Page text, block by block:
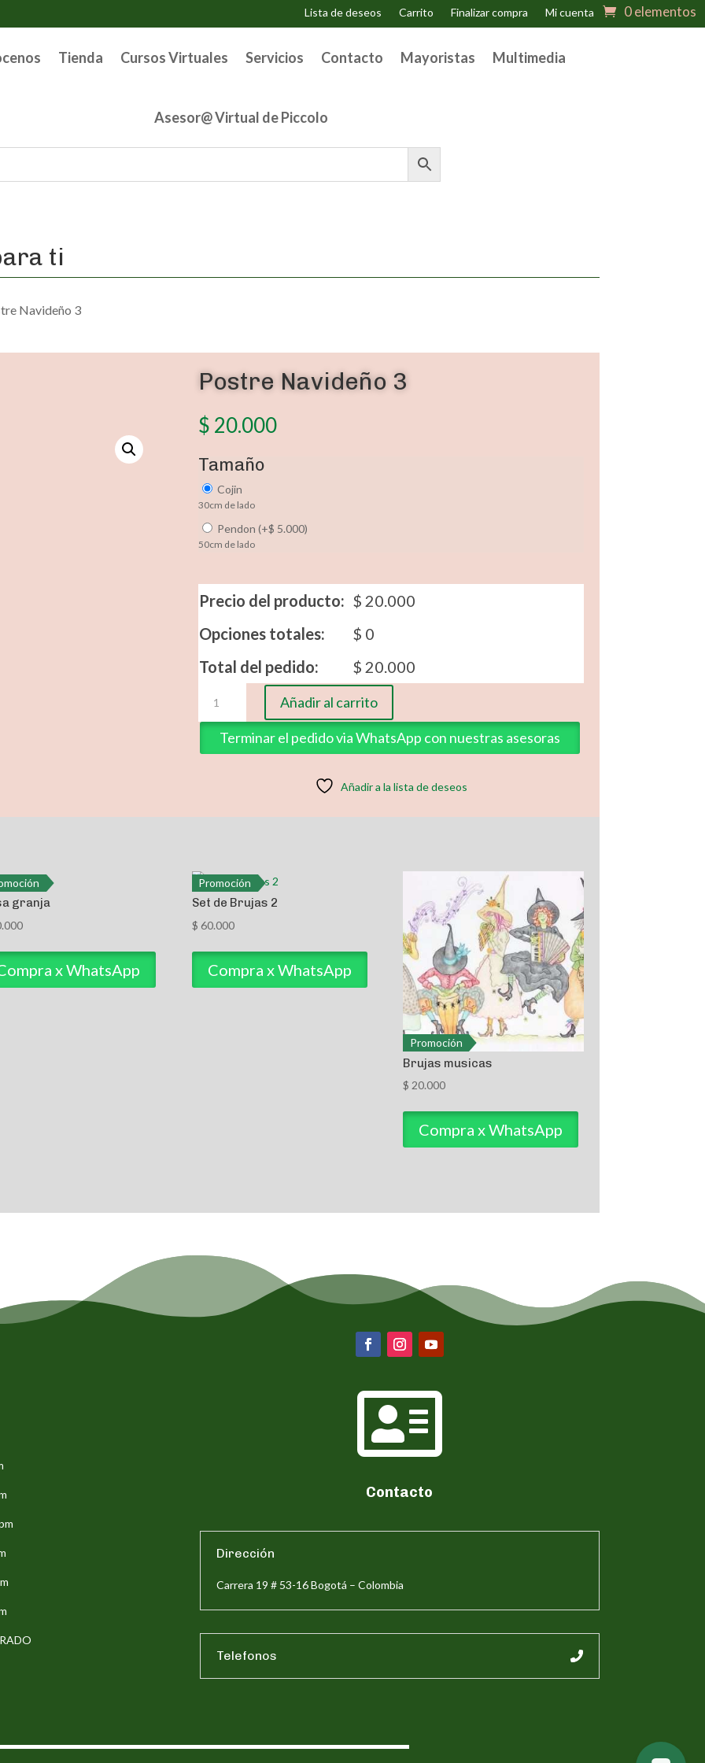
Lista de deseos Carrito Finalizar compra Mi cuenta 0 elementos
Tienda Cursos Virtuales Servicios Contacto Mayoristas Multimedia
Asesor@ Virtual de Piccolo
ti
Navideño 3
Postre Navideño 3
$ 20.000
Tamaño
Cojin
30cm de lado
Pendon(+$ 5.000)
50cm de lado
Precio del producto: $ 20.000
Opciones totales:
$ 0
Total del pedido:
$ 20.000
Navideño
3
cantidad
Añadir al carrito
Terminar el pedido via WhatsApp con nuestras asesoras
Añadir a la lista de deseos
granja
x WhatsApp
Promoción
Set de Brujas 2
$ 60.000
Compra x WhatsApp
Promoción
Brujas musicas
$ 20.000
Compra x WhatsApp

Contacto
Dirección
Carrera 19 # 53-16 Bogotá – Colombia
Telefonos